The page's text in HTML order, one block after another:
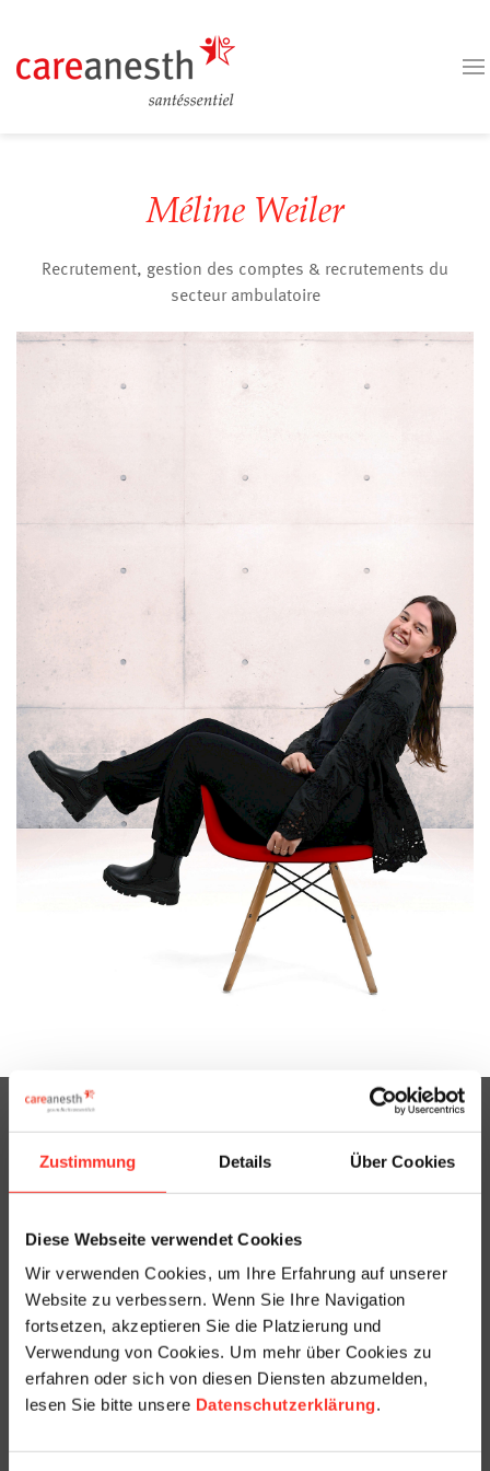
Zustimmung Details Über Cookies
Diese Webseite verwendet Cookies
Wir verwenden Cookies, um Ihre Erfahrung auf unserer
Website zu verbessern. Wenn Sie Ihre Navigation
fortsetzen, akzeptieren Sie die Platzierung und
Verwendung von Cookies. Um mehr über Cookies zu
erfahren oder sich von diesen Diensten abzumelden,
lesen Sie bitte unsere Datenschutzerklärung.
Méline Weiler
Recrutement, gestion des comptes & recrutements du
secteur ambulatoire
Poste et formation
ambulatoire
Assistante médicale
Secretaire médicale
Contact